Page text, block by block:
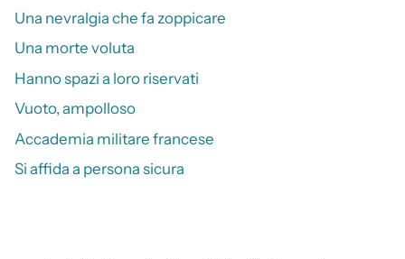
Una nevralgia che fa zoppicare
Una morte voluta
Hanno spazi a loro riservati
Vuoto, ampolloso
Accademia militare francese
Si affida a persona sicura